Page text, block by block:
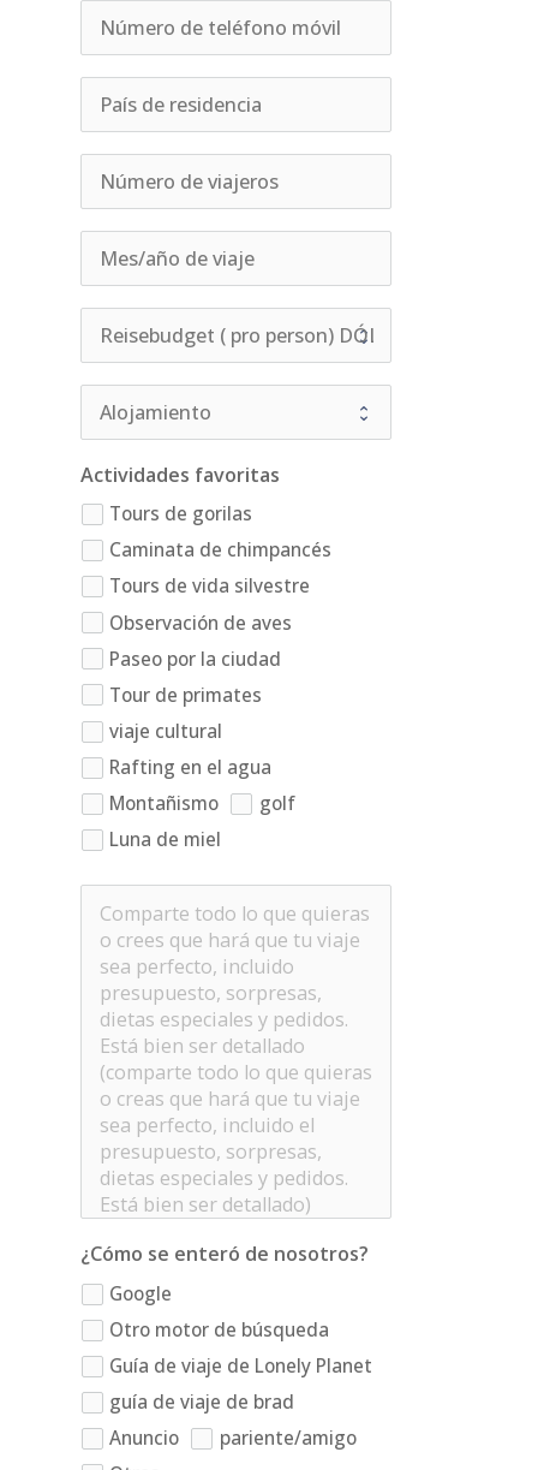
Actividades favoritas
Tours de gorilas
Caminata de chimpancés
Tours de vida silvestre
Observación de aves
Paseo por la ciudad
Tour de primates
viaje cultural
Rafting en el agua
Montañismo
golf
Luna de miel
¿Cómo se enteró de nosotros?
Google
Otro motor de búsqueda
Guía de viaje de Lonely Planet
guía de viaje de brad
Anuncio
pariente/amigo